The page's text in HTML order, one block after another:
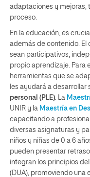
adaptaciones y mejoras,
proceso.
En la educación, es
además de contenido. El
sean participativos,
propio aprendizaje. Para
herramientas que se
les ayudará a desarrollar
personal (PLE). La
UNIR y la Maestría en
capacitando a
diversas asignaturas y
niños y niñas de 0 a 6
pueden presentar
integran los principios
(DUA), promoviendo una